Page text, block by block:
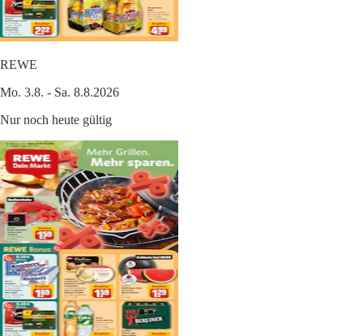
REWE
Mo. 3.8. - Sa. 8.8.2026
Nur noch heute gültig